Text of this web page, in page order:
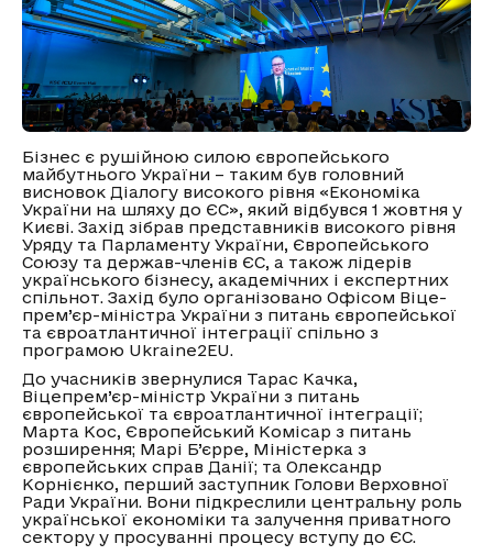
Бізнес є рушійною силою європейського
майбутнього України – таким був головний
висновок Діалогу високого рівня «Економіка
України на шляху до ЄС», який відбувся 1 жовтня у
Києві. Захід зібрав представників високого рівня
Уряду та Парламенту України, Європейського
Союзу та держав-членів ЄС, а також лідерів
українського бізнесу, академічних і експертних
спільнот. Захід було організовано Офісом Віце-
прем’єр-міністра України з питань європейської
та євроатлантичної інтеграції спільно з
програмою Ukraine2EU.
До учасників звернулися Тарас Качка,
Віцепрем’єр-міністр України з питань
європейської та євроатлантичної інтеграції;
Марта Кос, Європейський Комісар з питань
розширення; Марі Б’єрре, Міністерка з
європейських справ Данії; та Олександр
Корнієнко, перший заступник Голови Верховної
Ради України. Вони підкреслили центральну роль
української економіки та залучення приватного
сектору у просуванні процесу вступу до ЄС.